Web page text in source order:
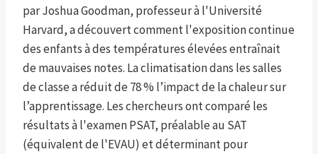
par Joshua Goodman, professeur à l'Université
Harvard, a découvert comment l'exposition continue
des enfants à des températures élevées entraînait
de mauvaises notes. La climatisation dans les salles
de classe a réduit de 78 % l’impact de la chaleur sur
l’apprentissage. Les chercheurs ont comparé les
résultats à l'examen PSAT, préalable au SAT
(équivalent de l'EVAU) et déterminant pour